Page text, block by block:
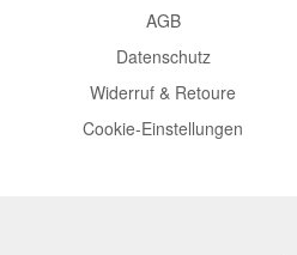
AGB
Datenschutz
Widerruf & Retoure
Cookie-Einstellungen